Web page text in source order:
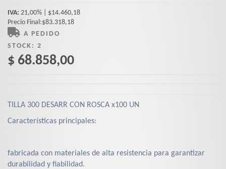
IVA: 21,00% | $14.460,18
Precio Final:$83.318,18
A PEDIDO
STOCK: 2
$ 68.858,00
TILLA 300 DESARR CON ROSCA x100 UN
Características principales:
fabricada con materiales de alta resistencia para garantizar
durabilidad y fiabilidad.